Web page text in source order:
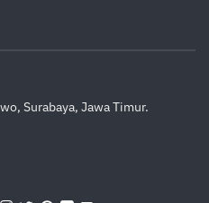
Surabaya, Jawa Timur.